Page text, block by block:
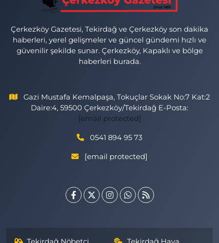
Çerkezköy Gazetesi, Tekirdağ ve Çerkezköy son dakika
haberleri, yerel gelişmeler ve güncel gündemi hızlı ve
güvenilir şekilde sunar. Çerkezköy, Kapaklı ve bölge
haberleri burada.
Gazi Mustafa Kemalpaşa, Tokuçlar Sokak No:7 Kat:2
Daire:4, 59500 Çerkezköy/Tekirdağ E-Posta:
[email protected]
0541 894 95 73
[email protected]